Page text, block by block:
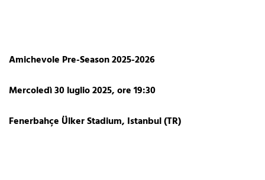
Amichevole Pre-Season 2025-2026
Mercoledì 30 luglio 2025, ore 19:30
Fenerbahçe Ülker Stadium, Istanbul (TR)